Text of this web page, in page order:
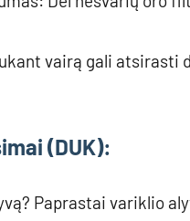
vairą gali atsirasti
(DUK):
Paprastai variklio